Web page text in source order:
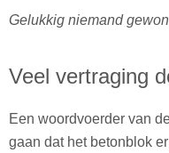
Gelukkig niemand
Veel vertraging
Een woordvoerder van
gaan dat het betonblok